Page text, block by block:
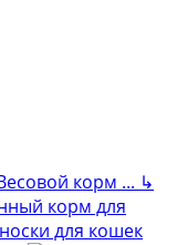
корм ... ↳
корм для
для кошек